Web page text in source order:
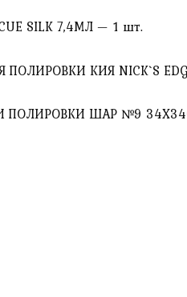
SILK 7,4МЛ — 1 шт.
КИЯ NICK`S
ПОЛИРОВКИ ШАР №9